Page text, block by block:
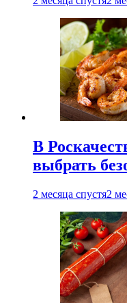
В
выбрать
2 месяца спустя2